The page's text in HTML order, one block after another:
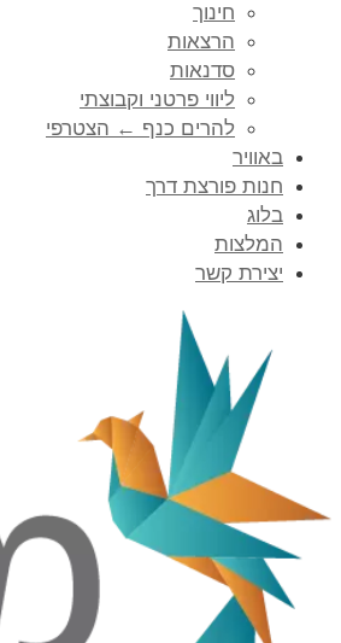
חינוך
הרצאות
סדנאות
ליווי פרטני וקבוצתי
להרים כנף ← הצטרפי
באוויר
חנות פורצת דרך
בלוג
המלצות
יצירת קשר